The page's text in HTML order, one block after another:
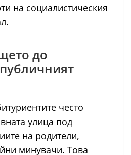
на социалистическия
до
често
улица под
на родители,
минувачи. Това